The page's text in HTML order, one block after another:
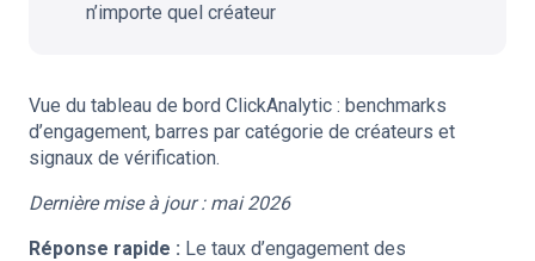
n’importe quel créateur
Vue du tableau de bord ClickAnalytic : benchmarks
d’engagement, barres par catégorie de créateurs et
signaux de vérification.
Dernière mise à jour : mai 2026
Réponse rapide : Le taux d’engagement des